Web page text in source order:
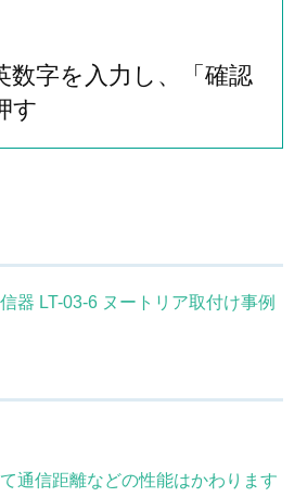
数字を入力し、「確認
す
器 LT-03-6 ヌートリア取付け事例
通信距離などの性能はかわります